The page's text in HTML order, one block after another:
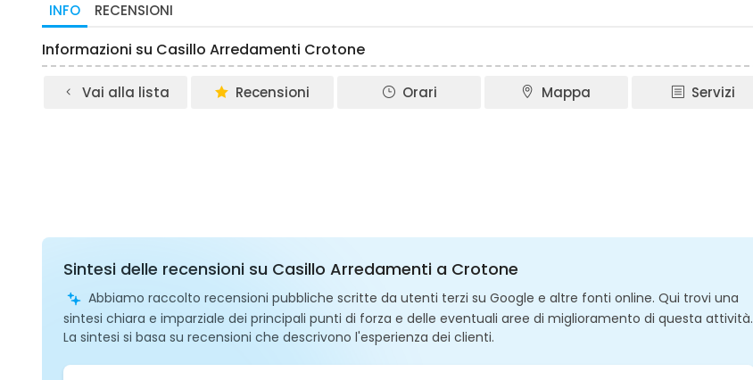
INFO RECENSIONI
Informazioni su Casillo Arredamenti Crotone
Vai alla lista Recensioni Orari Mappa Servizi
Sintesi delle recensioni su Casillo Arredamenti a Crotone
Abbiamo raccolto recensioni pubbliche scritte da utenti terzi su Google e altre fonti online. Qui trovi una
sintesi chiara e imparziale dei principali punti di forza e delle eventuali aree di miglioramento di questa attività.
La sintesi si basa su recensioni che descrivono l'esperienza dei clienti.